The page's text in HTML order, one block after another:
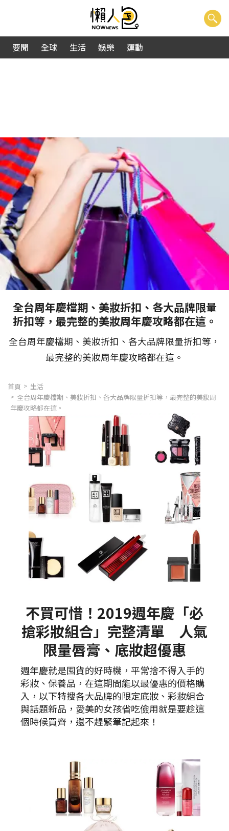
要聞 全球 生活 娛樂 運動
全台周年慶檔期、美妝折扣、各大品牌限量
折扣等，最完整的美妝周年慶攻略都在這。
全台周年慶檔期、美妝折扣、各大品牌限量折扣等，
最完整的美妝周年慶攻略都在這。
首頁
生活
全台周年慶檔期、美妝折扣、各大品牌限量折扣等，最完整的美妝周
年慶攻略都在這。
不買可惜！2019週年慶「必
搶彩妝組合」完整清單 人氣
限量唇膏、底妝超優惠
週年慶就是囤貨的好時機，平常捨不得入手的
彩妝、保養品，在這期間能以最優惠的價格購
入，以下特搜各大品牌的限定底妝、彩妝組合
與話題新品，愛美的女孩省吃儉用就是要趁這
個時候買齊，還不趕緊筆記起來！